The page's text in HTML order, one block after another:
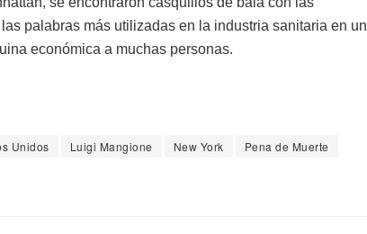
las palabras más utilizadas en la industria sanitaria en un
económica a muchas personas.
Unidos Luigi Mangione New York
Pena de Muerte